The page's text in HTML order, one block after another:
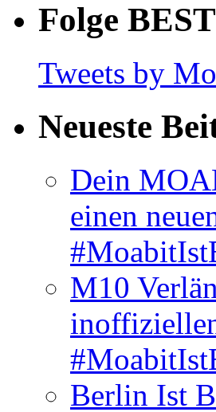
Folge
Tweets by
Neueste
Dein
einen
M10
Berlin Ist